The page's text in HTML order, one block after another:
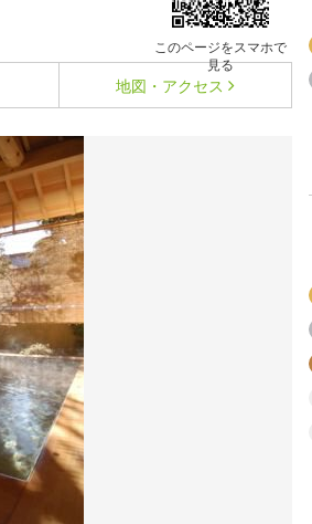
このページをスマホで
見る
地図・アクセス